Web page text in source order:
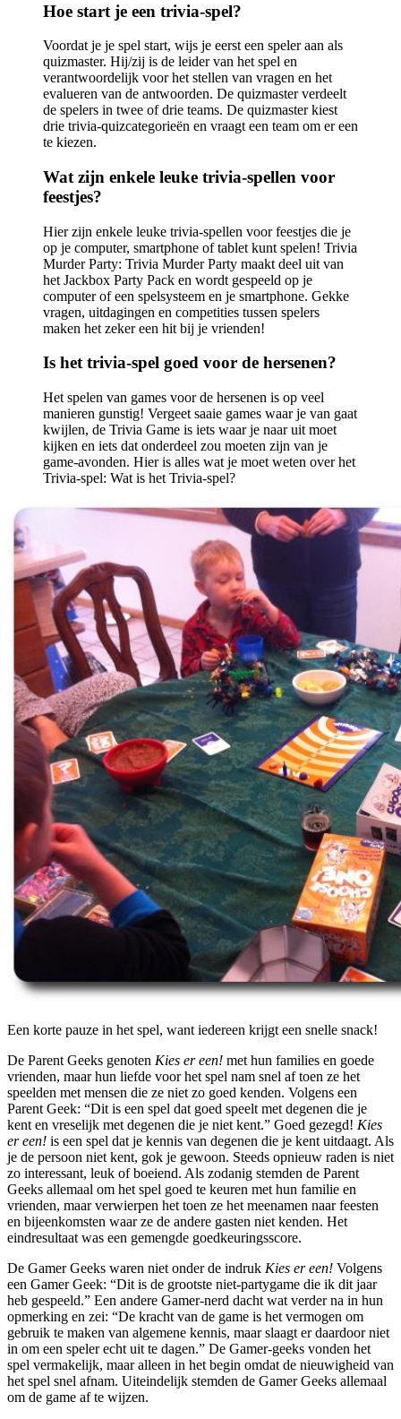
Hoe start je een trivia-spel?
Voordat je je spel start, wijs je eerst een speler aan als
quizmaster. Hij/zij is de leider van het spel en
verantwoordelijk voor het stellen van vragen en het
evalueren van de antwoorden. De quizmaster verdeelt
de spelers in twee of drie teams. De quizmaster kiest
drie trivia-quizcategorieën en vraagt ​​een team om er een
te kiezen.
Wat zijn enkele leuke trivia-spellen voor
feestjes?
Hier zijn enkele leuke trivia-spellen voor feestjes die je
op je computer, smartphone of tablet kunt spelen! Trivia
Murder Party: Trivia Murder Party maakt deel uit van
het Jackbox Party Pack en wordt gespeeld op je
computer of een spelsysteem en je smartphone. Gekke
vragen, uitdagingen en competities tussen spelers
maken het zeker een hit bij je vrienden!
Is het trivia-spel goed voor de hersenen?
Het spelen van games voor de hersenen is op veel
manieren gunstig! Vergeet saaie games waar je van gaat
kwijlen, de Trivia Game is iets waar je naar uit moet
kijken en iets dat onderdeel zou moeten zijn van je
game-avonden. Hier is alles wat je moet weten over het
Trivia-spel: Wat is het Trivia-spel?
Een korte pauze in het spel, want iedereen krijgt een snelle snack!
De Parent Geeks genoten Kies er een! met hun families en goede
vrienden, maar hun liefde voor het spel nam snel af toen ze het
speelden met mensen die ze niet zo goed kenden. Volgens een
Parent Geek: “Dit is een spel dat goed speelt met degenen die je
kent en vreselijk met degenen die je niet kent.” Goed gezegd! Kies
er een! is een spel dat je kennis van degenen die je kent uitdaagt. Als
je de persoon niet kent, gok je gewoon. Steeds opnieuw raden is niet
zo interessant, leuk of boeiend. Als zodanig stemden de Parent
Geeks allemaal om het spel goed te keuren met hun familie en
vrienden, maar verwierpen het toen ze het meenamen naar feesten
en bijeenkomsten waar ze de andere gasten niet kenden. Het
eindresultaat was een gemengde goedkeuringsscore.
De Gamer Geeks waren niet onder de indruk Kies er een! Volgens
een Gamer Geek: “Dit is de grootste niet-partygame die ik dit jaar
heb gespeeld.” Een andere Gamer-nerd dacht wat verder na in hun
opmerking en zei: “De kracht van de game is het vermogen om
gebruik te maken van algemene kennis, maar slaagt er daardoor niet
in om een ​​speler echt uit te dagen.” De Gamer-geeks vonden het
spel vermakelijk, maar alleen in het begin omdat de nieuwigheid van
het spel snel afnam. Uiteindelijk stemden de Gamer Geeks allemaal
om de game af te wijzen.